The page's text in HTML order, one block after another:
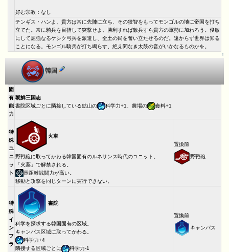
好む宗教：なし
チンギス・ハンよ、貴方は常に先陣に立ち、その狡智をもってモンゴルの地に帝国を打ち
立てた。常に騎兵を目指して突撃せよ。勝利すれば敵兵すら貴方の軍勢に加わろう。俊敏
にして屈強なるケシク弓兵を派遣し、全土の民を奮い立たせるのだ。遠からず世界は知る
ことになる。モンゴル騎兵が打ち鳴らす、絶え間なき太鼓の音がいかなるものかを。
↑
韓国
固
有
能
力
朝鮮三国志
書院区域ごとに隣接している鉱山の
科学力+1、農場の 食料+1
特
殊
ユ
ニ
ッ
ト
火車
野戦砲に取ってかわる韓国固有のルネサンス時代のユニット。
「火薬」で解禁される。
長距離戦闘力が高い。
移動と攻撃を同じターンに実行できない。
置換前
野戦砲
特
殊
イ
ン
フ
ラ
書院
科学を探求する韓国固有の区域。
キャンパス区域に取ってかわる。
科学力+4
隣接する区域ごとに
科学力-1
置換前
キャンパス